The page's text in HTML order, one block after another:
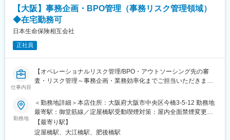
の原動力としての役割を果たしてきた当時の東京証券取引所グル
ープと大阪証券取引所が2013年1月に経営統合して誕生しまし
た。子会社である取引所や自主規制法人の経営管理等を行ってい
ます。
変更の範囲：会社の定める業務
・販売代理店への商品推進（商品の情報提供 等）
・販売代理店への営業サポート（セミナー・イベント打診 等）
・販売代理店の獲得
■組織の雰囲気
中途入社者が多く、『丸い人が多い』『困ったときに声をかけ合
える』という声が多い職場です。
上司との関わり方もフラットで、定期的な1on1を通じて『5年
後・10年後にどうなりたいか』を率直に相談できます。
・在宅勤務/フルフレックス制度は日常的に使用されております
・直行直帰可/朝会や帰社義務といった固定ルール無のため
月1回のチーム会議と月1回の全体会議以外は、訪問・在宅・資
料作成などのスケジュールを自身で設計可能です。
【大阪】事務企画・BPO管理（事務リスク管理領域）
◆在宅勤務可
日本生命保険相互会社
正社員
仕事内容
【オペレーショナルリスク管理/BPO・アウトソーシング先の審
査・リスク管理～事務企画・業務効率化までご担当いただきま
■職務詳細
・近年のAI技術の進歩やクラウドサービスの普及を背景に、当社
では従来の保険事業の高度化に加え、ヘルスケア事業をはじめと
したより多角的な事業展開に向け、外部企業との連携や外部サー
ビスの利活用を推進しております。
勤務地
＜勤務地詳細＞本店住所：大阪府大阪市中央区今橋3-5-12 勤務地
最寄駅：御堂筋線／淀屋橋駅受動喫煙対策：屋内全面禁煙変更の
範囲：会社の定める事業所
【最寄り駅】
淀屋橋駅、大江橋駅、肥後橋駅